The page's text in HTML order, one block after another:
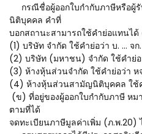
กรณีชื่อผู้ออกใบกำกับภาษีหรือผู้
นิติบุคคล คำที่
บอกสถานะสามารถใช้คำย่อแทนได้
(1) บริษัท จำกัด ใช้คำย่อว่า บ. ... จก
(2) บริษัท (มหาชน) จำกัด ใช้คำย่อ
(3) ห้างหุ้นส่วนจำกัด ใช้คำย่อว่า ห
(4) ห้างหุ้นส่วนสามัญนิติบุคคล ใช้
(ข) ที่อยู่ของผู้ออกใบกำกับภาษี หม
ตามที่ได้
จดทะเบียนภาษีมูลค่าเพิ่ม (ภ.พ.20)